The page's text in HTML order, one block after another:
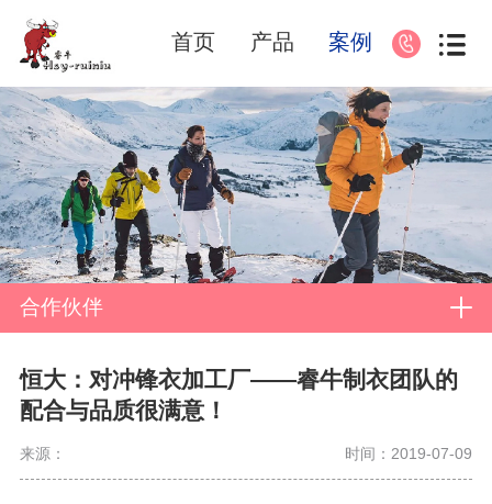
首页 产品 案例
合作伙伴
恒大：对冲锋衣加工厂——睿牛制衣团队的
配合与品质很满意！
来源： 时间：2019-07-09